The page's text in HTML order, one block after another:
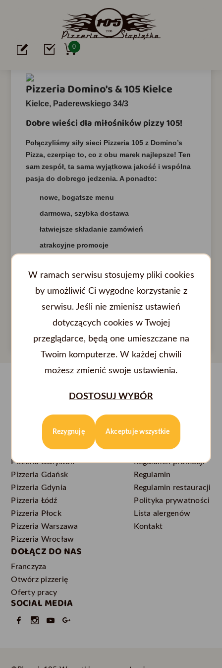
0
Pizzeria Domino's & 105 Kielce
Kielce, Paderewskiego 34/3
Dobre wieści dla miłośników pizzy 105!
Połączyliśmy siły sieci Pizzeria 105 z Domino’s
Pizza, czerpiąc to, co z obu marek najlepsze! Ten
sam zespół, ta sama wyjątkowa jakość i wspólna
pasja do dobrego jedzenia. A ponadto:
nowe, bogatsze menu
darmowa, szybka dostawa
łatwiejsze składanie zamówień
atrakcyjne promocje
ZAMÓW NA DOMINOSPIZZA.PL
POPULARNE LOKALIZACJE
Pizzeria Białystok
Pizzeria Gdańsk
Pizzeria Gdynia
Pizzeria Łódź
Pizzeria Płock
Pizzeria Warszawa
Pizzeria Wrocław
DLA KLIENTA
Regulamin promocji
Regulamin
Regulamin restauracji
Polityka prywatności
Lista alergenów
Kontakt
DOŁĄCZ DO NAS
Franczyza
Otwórz pizzerię
Oferty pracy
SOCIAL MEDIA
W ramach serwisu stosujemy pliki cookies
by umożliwić Ci wygodne korzystanie z
serwisu. Jeśli nie zmienisz ustawień
dotyczących cookies w Twojej
przeglądarce, będą one umieszczane na
Twoim komputerze. W każdej chwili
możesz zmienić swoje ustawienia.
DOSTOSUJ WYBÓR
Rezygnuję Akceptuje wszystkie